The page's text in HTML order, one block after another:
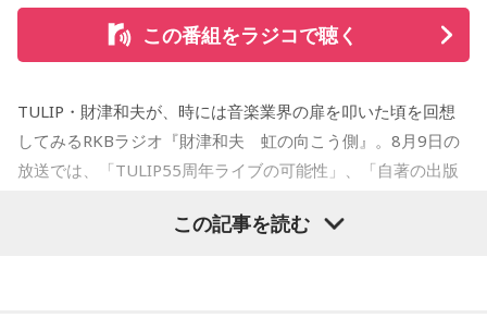
を連載。
2007年12月、初の週刊連載作品『宇宙兄弟』連載開始。同作
講談社漫画賞一般部門、2014年 手塚治虫文化賞読者賞を受
賞。TVアニメ、実写映画等、多くのメディアミックスを果た
す大ヒット作品となり2026年6月完結。
この番組をラジコで聴く
TULIP・財津和夫が、時には音楽業界の扉を叩いた頃を回想
してみるRKBラジオ『財津和夫 虹の向こう側』。8月9日の
放送では、「TULIP55周年ライブの可能性」、「自著の出版
た古今のトピックスが盛りだくさんです。
この記事を読む